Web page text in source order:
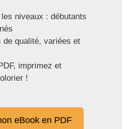
niveaux : débutants
de qualité, variées et
imprimez et
!
eBook en PDF